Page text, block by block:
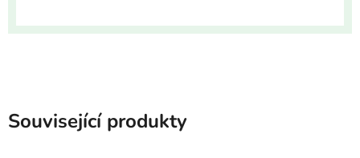
Související produkty